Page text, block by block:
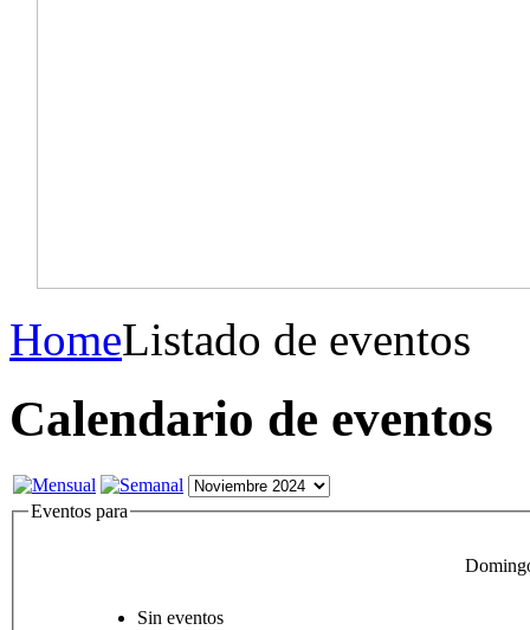
HomeListado de eventos
Calendario de eventos
Eventos para
Sin eventos